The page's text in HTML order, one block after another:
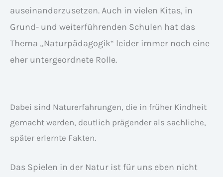
auseinanderzusetzen. Auch in vielen Kitas, in
Grund- und weiterführenden Schulen hat das
Thema „Naturpädagogik“ leider immer noch eine
eher untergeordnete Rolle.
Dabei sind Naturerfahrungen, die in früher Kindheit
gemacht werden, deutlich prägender als sachliche,
später erlernte Fakten.
Das Spielen in der Natur ist für uns eben nicht